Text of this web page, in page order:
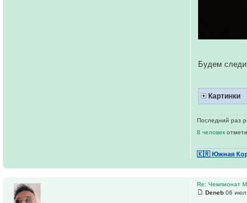
Будем
Картинки
Последний раз
8 человек
🇰🇷 Южная
Re: Чемпионат
Deneb 06 июл